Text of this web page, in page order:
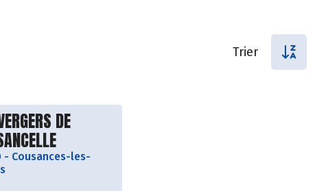
Trier
le producteur
DE
- Cousances-les-